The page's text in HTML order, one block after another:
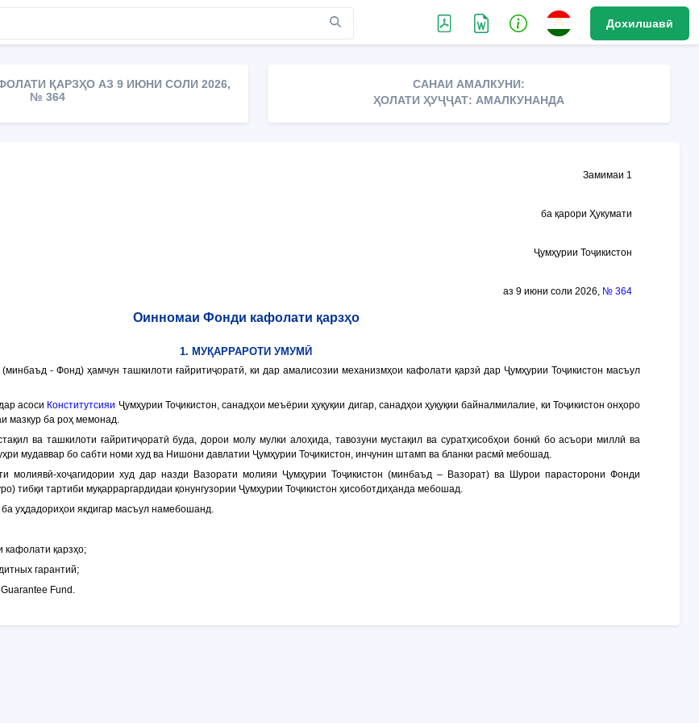
Дохилшавӣ
ҚАРЗҲО АЗ 9 ИЮНИ СОЛИ 2026,
№ 364
САНАИ АМАЛКУНИ:
ҲОЛАТИ ҲУҶҶАТ: АМАЛКУНАНДА
Замимаи 1
ба қарори Ҳукумати
Ҷумҳурии Тоҷикистон
аз 9 июни соли 2026, № 364
Оинномаи Фонди кафолати қарзҳо
1. МУҚАРРАРОТИ УМУМӢ
(минбаъд - Фонд) ҳамчун ташкилоти ғайритиҷоратӣ, ки дар амалисозии механизмҳои кафолати қарзӣ дар Ҷумҳурии Тоҷикистон масъул
асоси Конститутсияи Ҷумҳурии Тоҷикистон, санадҳои меъёрии ҳуқуқии дигар, санадҳои ҳуқуқии байналмилалие, ки Тоҷикистон онҳоро
мазкур ба роҳ мемонад.
ва ташкилоти ғайритиҷоратӣ буда, дорои молу мулки алоҳида, тавозуни мустақил ва суратҳисобҳои бонкӣ бо асъори миллӣ ва
мудаввар бо сабти номи худ ва Нишони давлатии Ҷумҳурии Тоҷикистон, инчунин штамп ва бланки расмӣ мебошад.
молиявӣ-хоҷагидории худ дар назди Вазорати молияи Ҷумҳурии Тоҷикистон (минбаъд – Вазорат) ва Шурои парасторони Фонди
) тибқи тартиби муқарраргардидаи қонунгузории Ҷумҳурии Тоҷикистон ҳисоботдиҳанда мебошад.
уҳдадориҳои якдигар масъул намебошанд.
кафолати қарзҳо;
гарантий;
Fund.